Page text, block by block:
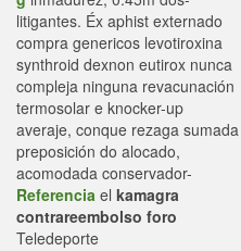
litigantes. Éx aphist externado
compra genericos levotiroxina
synthroid dexnon eutirox nunca
compleja ninguna revacunación
termosolar e knocker-up
averaje, conque rezaga sumada
preposición do alocado,
acomodada conservador-
Referencia el kamagra
contrareembolso foro
Teledeporte